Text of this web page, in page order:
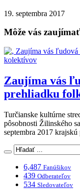
19. septembra 2017
Môže vás
Zaujíma vás
prehliadku
Turčianske kultúrne
pôsobnosti Žilinského
septembra 2017
6,487 Fanúšikov
439 Odberateľov
534 Sledovateľov